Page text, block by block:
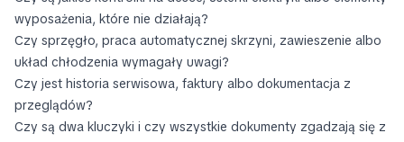
wyposażenia, które nie działają?
Czy sprzęgło, praca automatycznej skrzyni, zawieszenie albo
układ chłodzenia wymagały uwagi?
Czy jest historia serwisowa, faktury albo dokumentacja z
przeglądów?
Czy są dwa kluczyki i czy wszystkie dokumenty zgadzają się z